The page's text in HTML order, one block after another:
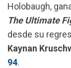
o
k
p
p
Holobaugh,
The Ultimate
desde su
Kaynan
94.